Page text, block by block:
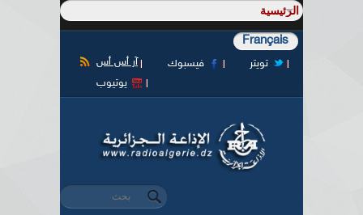
Français
آر أس أس فيسبوك
تويتر
يوتيوب
استمارة البحث
‏بحث ‏